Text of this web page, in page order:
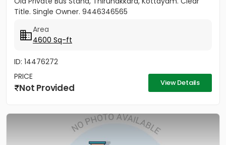
Title. Single Owner. 9446346565
Area
4600 Sq-ft
ID: 14476272
PRICE
Not Provided View Details